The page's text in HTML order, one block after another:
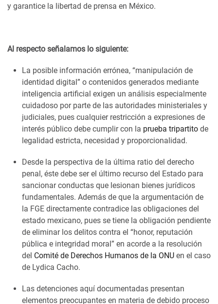
y garantice la libertad de prensa en México.
Al respecto señalamos lo siguiente:
La posible información errónea, “manipulación de
identidad digital” o contenidos generados mediante
inteligencia artificial exigen un análisis especialmente
cuidadoso por parte de las autoridades ministeriales y
judiciales, pues cualquier restricción a expresiones de
interés público debe cumplir con la prueba tripartito de
legalidad estricta, necesidad y proporcionalidad.
Desde la perspectiva de la última ratio del derecho
penal, éste debe ser el último recurso del Estado para
sancionar conductas que lesionan bienes jurídicos
fundamentales. Además de que la argumentación de
la FGE directamente contradice las obligaciones del
estado mexicano, pues se tiene la obligación pendiente
de eliminar los delitos contra el “honor, reputación
pública e integridad moral” en acorde a la resolución
del Comité de Derechos Humanos de la ONU en el caso
de Lydica Cacho.
Las detenciones aquí documentadas presentan
elementos preocupantes en materia de debido proceso